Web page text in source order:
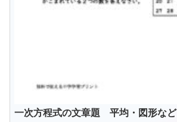
一次方程式の文章題 平均・図形など